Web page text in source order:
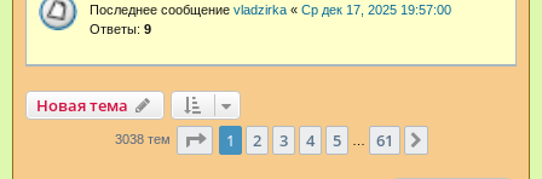
Последнее сообщение vladzirka « Ср дек 17, 2025 19:57:00
Ответы: 9
Новая тема
3038 тем Страница из 61
1 2 3 4 5 61